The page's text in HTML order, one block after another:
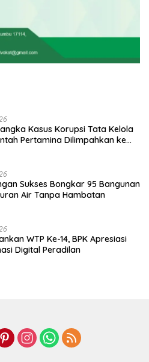
Kasus Korupsi Tata Kelola
Pertamina Dilimpahkan ke
Sukses Bongkar 95 Bangunan
Air Tanpa Hambatan
WTP Ke-14, BPK Apresiasi
Digital Peradilan